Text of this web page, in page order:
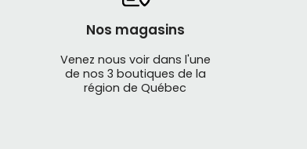
Nos magasins
Venez nous voir dans l'une
de nos 3 boutiques de la
région de Québec